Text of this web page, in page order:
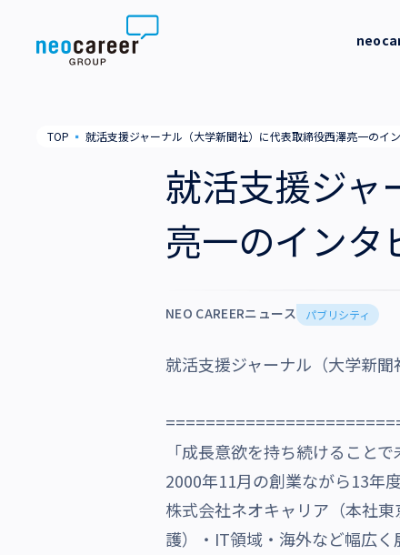
TOP ▪ 就活支援ジャーナル（大学新聞社）に代表取締役西澤亮一のイ
就活支援ジャ
亮一のインタ
NEO CAREERニュース パブリシティ
就活支援ジャーナル（大学新
「成長意欲を持ち続けること
2000年11月の創業ながら13年
株式会社ネオキャリア（本社
護）・IT領域・海外など幅広